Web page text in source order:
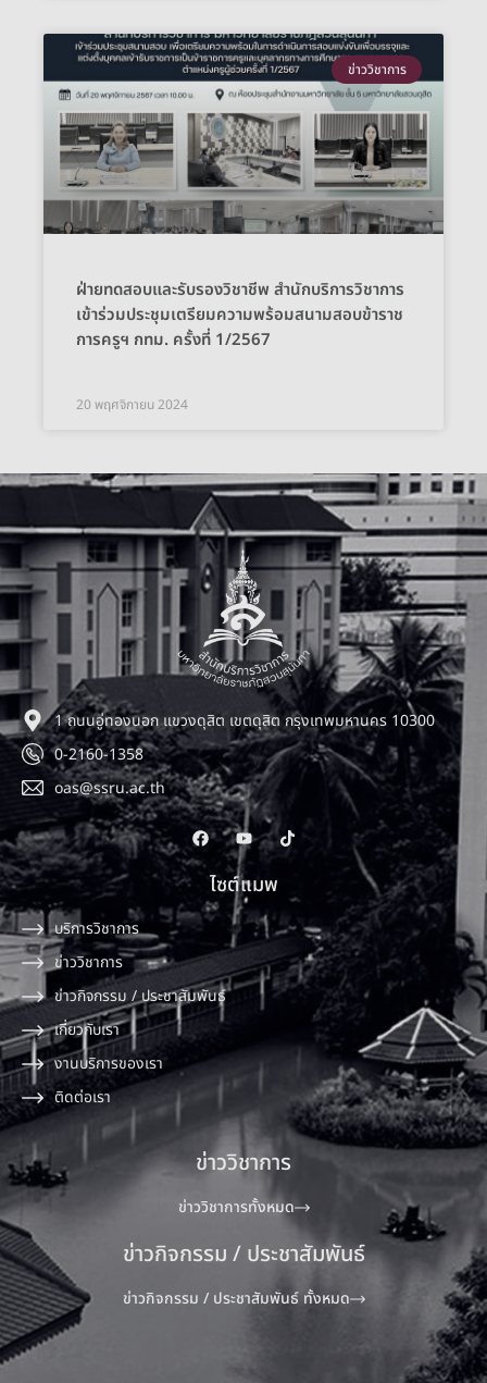
ข่าววิชาการ
ฝ่ายทดสอบและรับรองวิชาชีพ สำนักบริการวิชาการ
เข้าร่วมประชุมเตรียมความพร้อมสนามสอบข้าราช
การครูฯ กทม. ครั้งที่ 1/2567
20 พฤศจิกายน 2024
1 ถนนอู่ทองนอก แขวงดุสิต เขตดุสิต กรุงเทพมหานคร 10300
0-2160-1358
oas@ssru.ac.th
ไซต์แมพ
บริการวิชาการ
ข่าววิชาการ
ข่าวกิจกรรม / ประชาสัมพันธ์
เกี่ยวกับเรา
งานบริการของเรา
ติดต่อเรา
ข่าววิชาการ
ข่าววิชาการทั้งหมด
ข่าวกิจกรรม / ประชาสัมพันธ์
ข่าวกิจกรรม / ประชาสัมพันธ์ ทั้งหมด